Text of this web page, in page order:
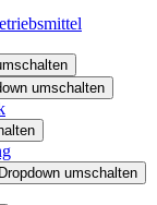
umschalten
Dropdown umschalten